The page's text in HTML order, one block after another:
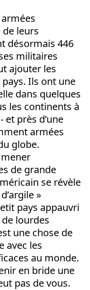
leurs
désormais 446
militaires
ajouter les
Ils ont une
dans quelques
les continents à
et près d’une
armées
globe.
de grande
se révèle
»
pays appauvri
lourdes
une chose de
avec les
au monde.
en bride une
pas de vous.